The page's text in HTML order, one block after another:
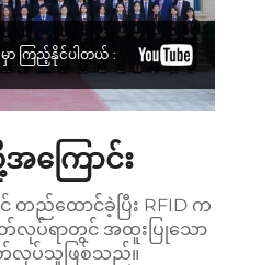
ာ ကြည့်နိုင်ပါတယ် :
ကြောင်း
တည်ထောင်ခဲ့ပြီး RFID က
ထုတ်လုပ်ရာတွင် အထူးပြုသော
လုပ်သူဖြစ်သည်။